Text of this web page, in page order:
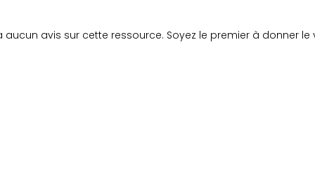
aucun avis sur cette ressource. Soyez le premier à donner le